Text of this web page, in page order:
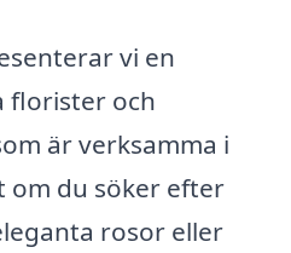
vi en
florister och
är verksamma i
om du söker efter
rosor eller